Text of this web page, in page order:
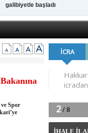
galibiyetle başladı
Spor
İHALE